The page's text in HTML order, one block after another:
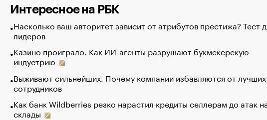
Интересное на РБК
Насколько ваш авторитет зависит от атрибутов престижа? Тест
лидеров
Казино проиграло. Как ИИ-агенты разрушают букмекерскую
индустрию
Выживают сильнейших. Почему компании избавляются от лучших
сотрудников
Как банк Wildberries резко нарастил кредиты селлерам до атак
склады